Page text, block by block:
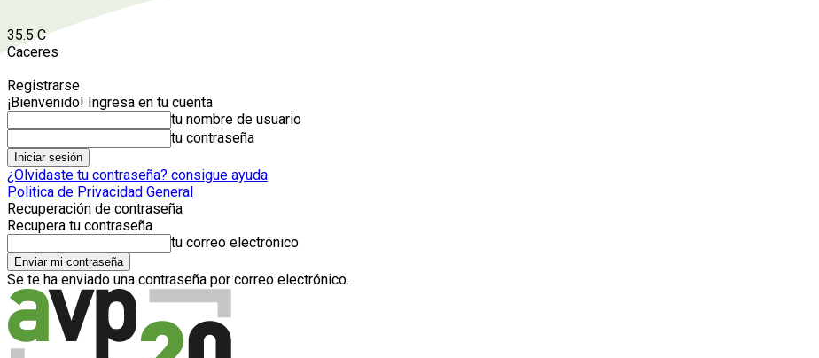
35.5 C
Caceres
Registrarse
¡Bienvenido! Ingresa en tu cuenta
tu nombre de usuario
tu contraseña
¿Olvidaste tu contraseña? consigue ayuda
Politica de Privacidad General
Recuperación de contraseña
Recupera tu contraseña
tu correo electrónico
Se te ha enviado una contraseña por correo electrónico.